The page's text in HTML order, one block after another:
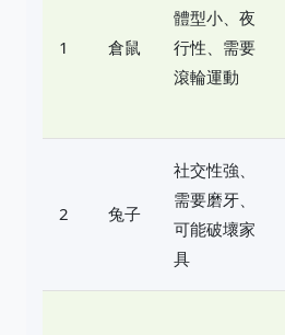
1 倉鼠
體型小、夜
行性、需要
滾輪運動
2 兔子
社交性強、
需要磨牙、
可能破壞家
具